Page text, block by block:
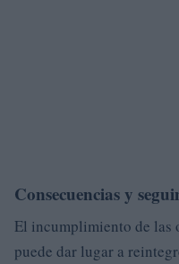
Consecuencias y
El incumplimiento de
puede dar lugar a